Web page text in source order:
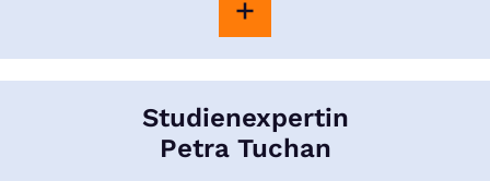
Studienexpertin
Petra Tuchan